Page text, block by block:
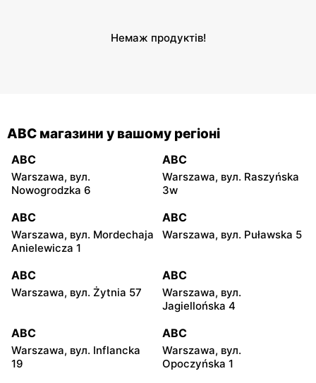
Немаж продуктів!
ABC магазини у вашому регіоні
ABC
Warszawa, вул.
Nowogrodzka 6
ABC
Warszawa, вул. Raszyńska
3w
ABC
Warszawa, вул. Mordechaja
Anielewicza 1
ABC
Warszawa, вул. Puławska 5
ABC
Warszawa, вул. Żytnia 57
ABC
Warszawa, вул.
Jagiellońska 4
ABC
Warszawa, вул. Inflancka
19
ABC
Warszawa, вул.
Opoczyńska 1